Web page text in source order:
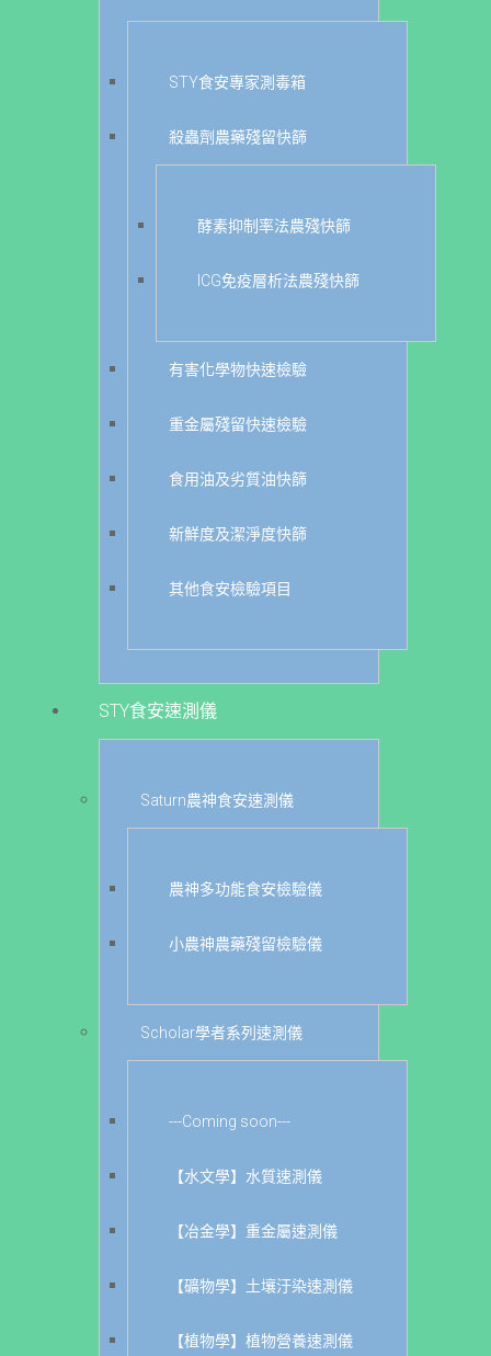
STY食安專家測毒箱
殺蟲劑農藥殘留快篩
酵素抑制率法農殘快篩
ICG免疫層析法農殘快篩
有害化學物快速檢驗
重金屬殘留快速檢驗
食用油及劣質油快篩
新鮮度及潔淨度快篩
其他食安檢驗項目
STY食安速測儀
Saturn農神食安速測儀
農神多功能食安檢驗儀
小農神農藥殘留檢驗儀
Scholar學者系列速測儀
---Coming soon---
【水文學】水質速測儀
【冶金學】重金屬速測儀
【礦物學】土壤汙染速測儀
【植物學】植物營養速測儀